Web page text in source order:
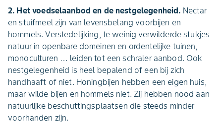
2. Het voedselaanbod en de nestgelegenheid. Nectar
en stuifmeel zijn van levensbelang voorbijen en
hommels. Verstedelijking, te weinig verwilderde stukjes
natuur in openbare domeinen en ordentelijke tuinen,
monoculturen … leiden tot een schraler aanbod. Ook
nestgelegenheid is heel bepalend of een bij zich
handhaaft of niet. Honingbijen hebben een eigen huis,
maar wilde bijen en hommels niet. Zij hebben nood aan
natuurlijke beschuttingsplaatsen die steeds minder
voorhanden zijn.